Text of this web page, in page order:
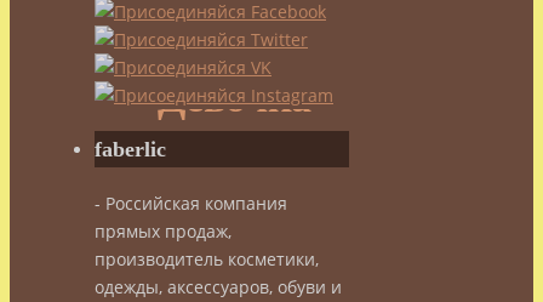
дзюдо
Девочка
и
дзюдо
faberlic
- Российская компания
прямых продаж,
производитель косметики,
одежды, аксессуаров, обуви и